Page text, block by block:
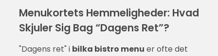
Menukortets Hemmeligheder: Hvad
Skjuler Sig Bag “Dagens Ret”?
"Dagens ret" i bilka bistro menu er ofte det